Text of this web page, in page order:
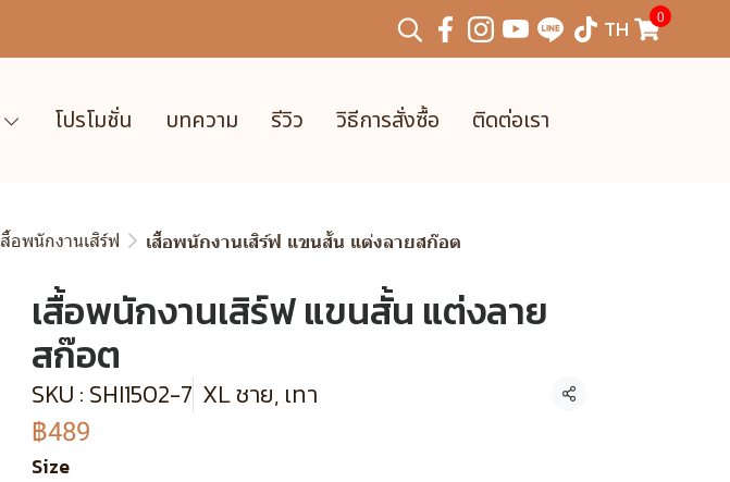
TH 0
โปรโมชั่น บทความ รีวิว วิธีการสั่งซื้อ ติดต่อเรา
สื้อพนักงานเสิร์ฟ เสื้อพนักงานเสิร์ฟ แขนสั้น แต่งลายสก๊อต
เสื้อพนักงานเสิร์ฟ แขนสั้น แต่งลาย
สก๊อต
SKU : SHI1502-7 XL ชาย, เทา แชร์
฿489
Size